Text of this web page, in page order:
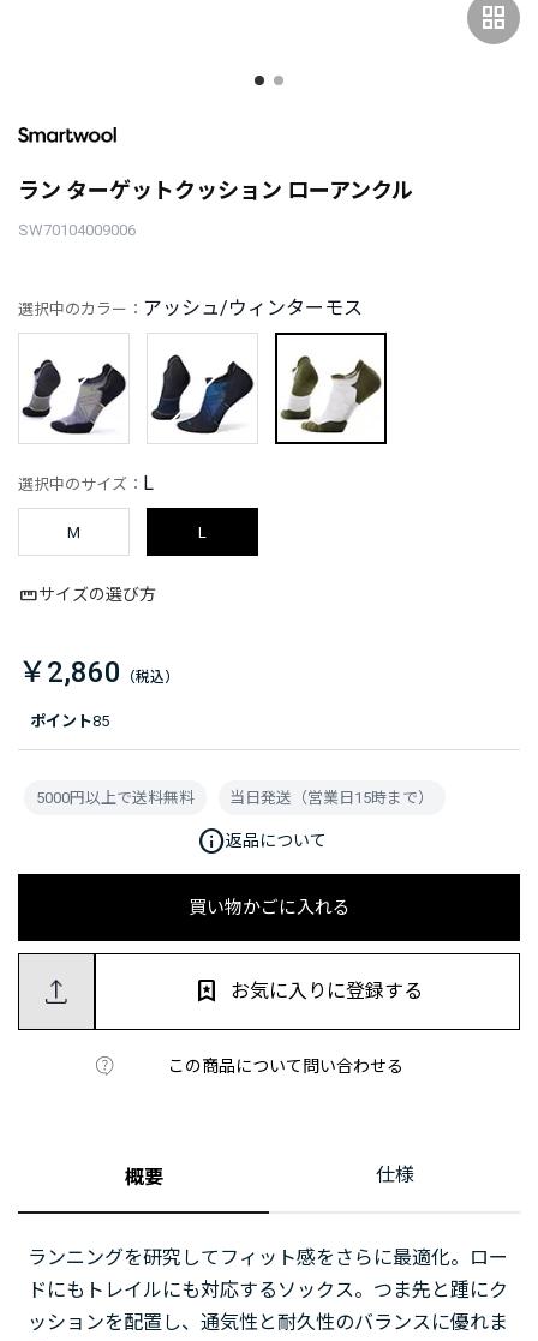
grid_view
ラン ターゲットクッション ローアンクル
SW70104009006
ポイント85
選択中のカラー： アッシュ/ウィンターモス
選択中のサイズ： L
M L
サイズの選び方
￥2,860
買い物かごに入れる
この商品について問い合わせる
お気に入りに登録する
5000円以上で送料無料 当日発送（営業日15時まで）
info返品について
概要 仕様
ランニングを研究してフィット感をさらに最適化。ロー
ドにもトレイルにも対応するソックス。つま先と踵にク
ッションを配置し、通気性と耐久性のバランスに優れま